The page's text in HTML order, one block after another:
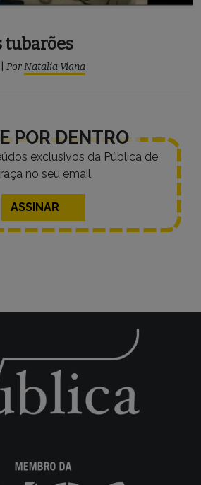
tubarões
PorNatalia Viana
POR DENTRO
exclusivos da Pública de
no seu email.
ASSINAR